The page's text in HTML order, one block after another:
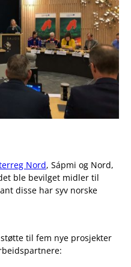
Nord, Sápmi og Nord,
ble bevilget midler til
disse har syv norske
til fem nye prosjekter